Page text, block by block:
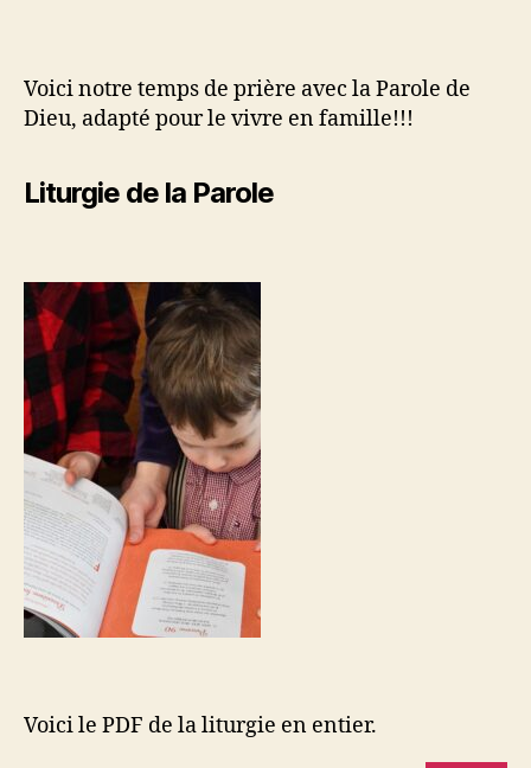
Voici notre temps de prière avec la Parole de
Dieu, adapté pour le vivre en famille!!!
Liturgie de la Parole
Voici le PDF de la liturgie en entier.